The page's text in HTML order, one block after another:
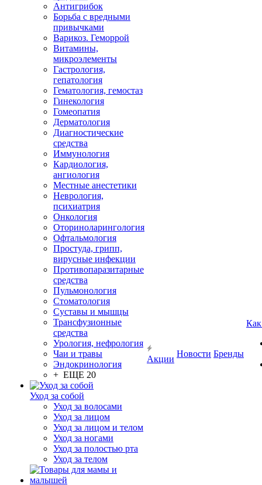
Антигрибок
Борьба с вредными
привычками
Варикоз. Геморрой
Витамины,
микроэлементы
Гастрология,
гепатология
Гематология, гемостаз
Гинекология
Гомеопатия
Дерматология
Диагностические
средства
Иммунология
Кардиология,
ангиология
Местные анестетики
Неврология,
психиатрия
Онкология
Оториноларингология
Офтальмология
Простуда, грипп,
вирусные инфекции
Противопаразитарные
средства
Пульмонология
Стоматология
Суставы и мышцы
Трансфузионные
средства
Урология, нефрология
Чаи и травы
Эндокринология
+ ЕЩЕ 20
Уход за собой
Уход за волосами
Уход за лицом
Уход за лицом и телом
Уход за ногами
Уход за полостью рта
Уход за телом
Акции
Новости Бренды